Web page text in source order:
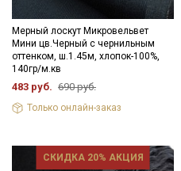
Мерный лоскут Микровельвет
Мини цв.Черный с чернильным
оттенком, ш.1.45м, хлопок-100%,
140гр/м.кв
483 руб. 690 руб.
Только онлайн-заказ
СКИДКА 20% АКЦИЯ